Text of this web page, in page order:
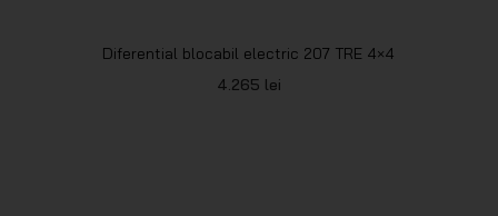
Diferential blocabil electric 207 TRE 4×4
4.265 lei